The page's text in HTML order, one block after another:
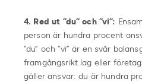
4. Red ut ”du” och ”vi”:
person är hundra procent
”du” och ”vi” är en svår
framgångsrikt lag eller
gäller ansvar: du är hundra